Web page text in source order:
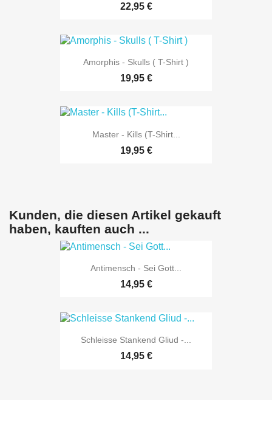
22,95 €
Amorphis - Skulls ( T-Shirt )
19,95 €
Master - Kills (T-Shirt...
19,95 €
Kunden, die diesen Artikel gekauft
haben, kauften auch ...
Antimensch - Sei Gott...
14,95 €
Schleisse Stankend Gliud -...
14,95 €